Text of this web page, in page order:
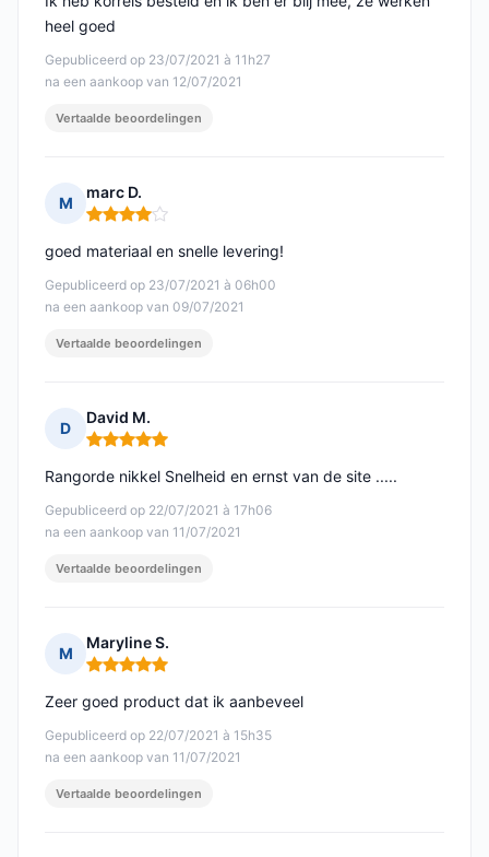
Gepubliceerd op 23/07/2021 à 11h27
na een aankoop van 12/07/2021
heel goed
Vertaalde beoordelingen
M
marc D.
Opmerking: 4 van 5
Gepubliceerd op 23/07/2021 à 06h00
na een aankoop van 09/07/2021
goed materiaal en snelle levering!
Vertaalde beoordelingen
D
David M.
Opmerking: 5 van 5
Gepubliceerd op 22/07/2021 à 17h06
na een aankoop van 11/07/2021
Rangorde nikkel Snelheid en ernst van de site .....
Vertaalde beoordelingen
M
Maryline S.
Opmerking: 5 van 5
Gepubliceerd op 22/07/2021 à 15h35
na een aankoop van 11/07/2021
Zeer goed product dat ik aanbeveel
Vertaalde beoordelingen